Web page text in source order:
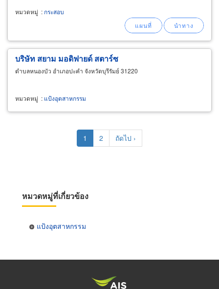
เย็บขนาดตามความต้องการของลูกค้า พร้อมงาน
ข้าว สำหรับใส่ผลผลิตจากชาวนา
หมวดหมู่ : กระสอบ
บริษัท สยาม มอดิฟายด์ สตาร์ซ
ตำบลหนองบัว อำเภอปะคำ จังหวัดบุรีรัมย์ 31220
หมวดหมู่ : แป้งอุตสาหกรรม
Current
page
1 Page
2
Next
page
ถัดไป ›
หมวดหมู่ที่เกี่ยวข้อง
แป้งอุตสาหกรรม